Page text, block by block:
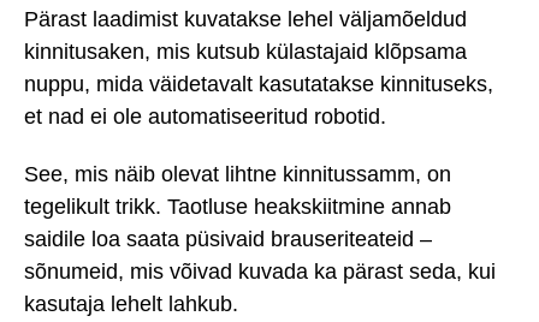
Pärast laadimist kuvatakse lehel väljamõeldud
kinnitusaken, mis kutsub külastajaid klõpsama
nuppu, mida väidetavalt kasutatakse kinnituseks,
et nad ei ole automatiseeritud robotid.
See, mis näib olevat lihtne kinnitussamm, on
tegelikult trikk. Taotluse heakskiitmine annab
saidile loa saata püsivaid brauseriteateid –
sõnumeid, mis võivad kuvada ka pärast seda, kui
kasutaja lehelt lahkub.